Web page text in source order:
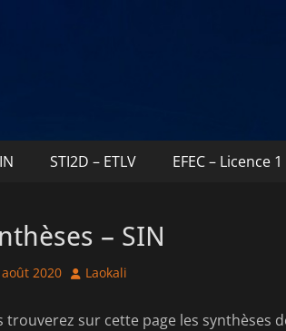
STI2D – ETLV EFEC – Licence 1
– SIN
2020 Author
Laokali
trouverez sur cette page les synthèses